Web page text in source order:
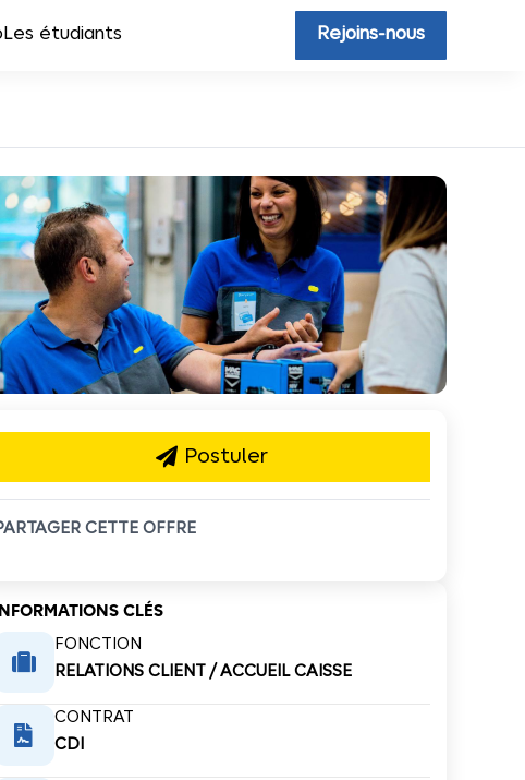
Les étudiants Rejoins-nous
Postuler
CETTE OFFRE
INFORMATIONS CLÉS

FONCTION
RELATIONS CLIENT / ACCUEIL CAISSE

CONTRAT
CDI